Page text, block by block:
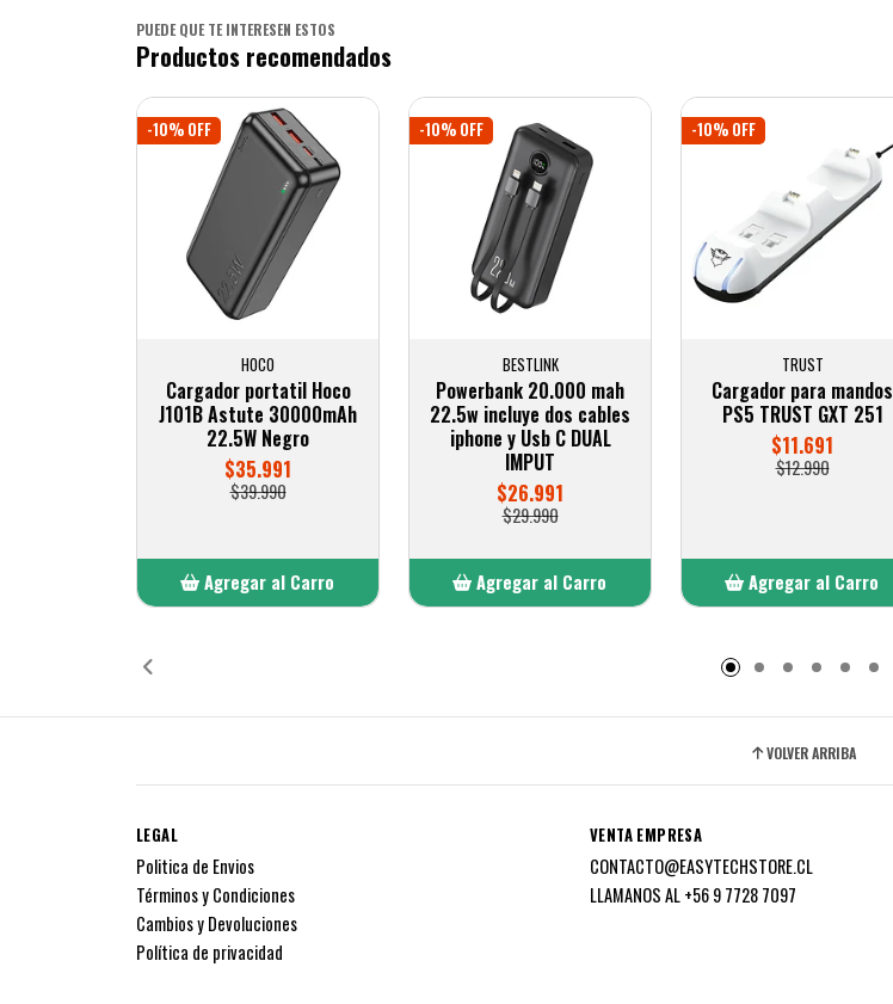
PUEDE QUE TE INTERESEN ESTOS
Productos recomendados
-10% OFF
HOCO
Cargador portatil Hoco
J101B Astute 30000mAh
22.5W Negro
$35.991
$39.990
Agregar al Carro
-10% OFF
BESTLINK
Powerbank 20.000 mah
22.5w incluye dos cables
iphone y Usb C DUAL
IMPUT
$26.991
$29.990
Agregar al Carro
-10% OFF
TRUST
Cargador para mandos
PS5 TRUST GXT 251
$11.691
$12.990
Agregar al Carro
VOLVER ARRIBA
LEGAL
Politica de Envios
Términos y Condiciones
Cambios y Devoluciones
Política de privacidad
VENTA EMPRESA
CONTACTO@EASYTECHSTORE.CL
LLAMANOS AL +56 9 7728 7097